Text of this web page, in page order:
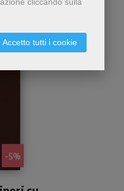
Accetto tutti i cookie
- 5%